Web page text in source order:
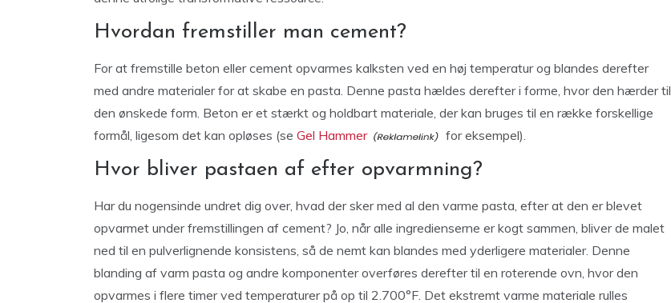
Hvordan fremstiller man cement?
For at fremstille beton eller cement opvarmes kalksten ved en høj temperatur og blandes derefter
med andre materialer for at skabe en pasta. Denne pasta hældes derefter i forme, hvor den hærder til
den ønskede form. Beton er et stærkt og holdbart materiale, der kan bruges til en række forskellige
formål, ligesom det kan opløses (se Gel Hammer for eksempel).
Hvor bliver pastaen af efter opvarmning?
Har du nogensinde undret dig over, hvad der sker med al den varme pasta, efter at den er blevet
opvarmet under fremstillingen af cement? Jo, når alle ingredienserne er kogt sammen, bliver de malet
ned til en pulverlignende konsistens, så de nemt kan blandes med yderligere materialer. Denne
blanding af varm pasta og andre komponenter overføres derefter til en roterende ovn, hvor den
opvarmes i flere timer ved temperaturer på op til 2.700°F. Det ekstremt varme materiale rulles